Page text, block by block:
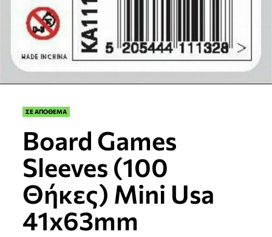
ΣΕ ΑΠΟΘΕΜΑ
Board Games
Sleeves (100
Θήκες) Mini Usa
41x63mm